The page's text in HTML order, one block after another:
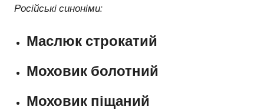
Російські синоніми:
Маслюк строкатий
Моховик болотний
Моховик піщаний